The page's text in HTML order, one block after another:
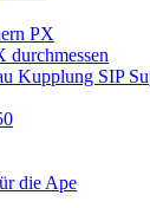
PX
durchmessen
Kupplung SIP
die Ape